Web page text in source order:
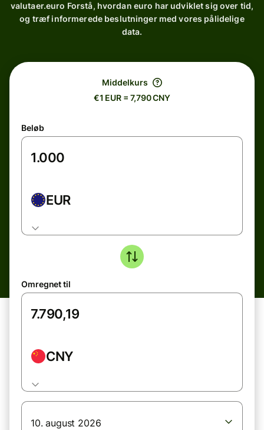
valutaer.euro Forstå, hvordan euro har udviklet sig over tid,
og træf informerede beslutninger med vores pålidelige
data.
Middelkurs
€1 EUR = 7,790 CNY
Beløb
EUR
Omregnet til
CNY
10. august 2026